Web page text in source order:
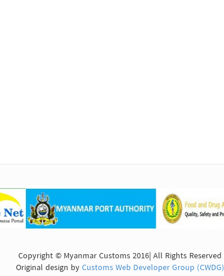
Copyright © Myanmar Customs 2016| All Rights Reserved
Original design byCustoms Web Developer Group (CWDG)